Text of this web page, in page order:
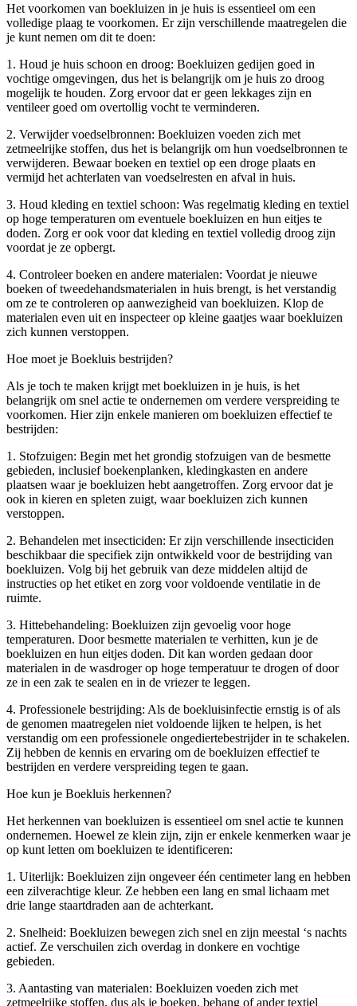
Het voorkomen van boekluizen in je huis is essentieel om een
volledige plaag te voorkomen. Er zijn verschillende maatregelen die
je kunt nemen om dit te doen:
1. Houd je huis schoon en droog: Boekluizen gedijen goed in
vochtige omgevingen, dus het is belangrijk om je huis zo droog
mogelijk te houden. Zorg ervoor dat er geen lekkages zijn en
ventileer goed om overtollig vocht te verminderen.
2. Verwijder voedselbronnen: Boekluizen voeden zich met
zetmeelrijke stoffen, dus het is belangrijk om hun voedselbronnen te
verwijderen. Bewaar boeken en textiel op een droge plaats en
vermijd het achterlaten van voedselresten en afval in huis.
3. Houd kleding en textiel schoon: Was regelmatig kleding en textiel
op hoge temperaturen om eventuele boekluizen en hun eitjes te
doden. Zorg er ook voor dat kleding en textiel volledig droog zijn
voordat je ze opbergt.
4. Controleer boeken en andere materialen: Voordat je nieuwe
boeken of tweedehandsmaterialen in huis brengt, is het verstandig
om ze te controleren op aanwezigheid van boekluizen. Klop de
materialen even uit en inspecteer op kleine gaatjes waar boekluizen
zich kunnen verstoppen.
Hoe moet je Boekluis bestrijden?
Als je toch te maken krijgt met boekluizen in je huis, is het
belangrijk om snel actie te ondernemen om verdere verspreiding te
voorkomen. Hier zijn enkele manieren om boekluizen effectief te
bestrijden:
1. Stofzuigen: Begin met het grondig stofzuigen van de besmette
gebieden, inclusief boekenplanken, kledingkasten en andere
plaatsen waar je boekluizen hebt aangetroffen. Zorg ervoor dat je
ook in kieren en spleten zuigt, waar boekluizen zich kunnen
verstoppen.
2. Behandelen met insecticiden: Er zijn verschillende insecticiden
beschikbaar die specifiek zijn ontwikkeld voor de bestrijding van
boekluizen. Volg bij het gebruik van deze middelen altijd de
instructies op het etiket en zorg voor voldoende ventilatie in de
ruimte.
3. Hittebehandeling: Boekluizen zijn gevoelig voor hoge
temperaturen. Door besmette materialen te verhitten, kun je de
boekluizen en hun eitjes doden. Dit kan worden gedaan door
materialen in de wasdroger op hoge temperatuur te drogen of door
ze in een zak te sealen en in de vriezer te leggen.
4. Professionele bestrijding: Als de boekluisinfectie ernstig is of als
de genomen maatregelen niet voldoende lijken te helpen, is het
verstandig om een professionele ongediertebestrijder in te schakelen.
Zij hebben de kennis en ervaring om de boekluizen effectief te
bestrijden en verdere verspreiding tegen te gaan.
Hoe kun je Boekluis herkennen?
Het herkennen van boekluizen is essentieel om snel actie te kunnen
ondernemen. Hoewel ze klein zijn, zijn er enkele kenmerken waar je
op kunt letten om boekluizen te identificeren:
1. Uiterlijk: Boekluizen zijn ongeveer één centimeter lang en hebben
een zilverachtige kleur. Ze hebben een lang en smal lichaam met
drie lange staartdraden aan de achterkant.
2. Snelheid: Boekluizen bewegen zich snel en zijn meestal ‘s nachts
actief. Ze verschuilen zich overdag in donkere en vochtige
gebieden.
3. Aantasting van materialen: Boekluizen voeden zich met
zetmeelrijke stoffen, dus als je boeken, behang of ander textiel